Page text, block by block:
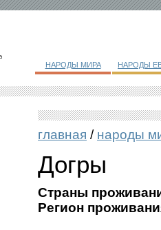
НАРОДЫ МИРА НАРОДЫ
главная / народы
Догры
Страны
Регион